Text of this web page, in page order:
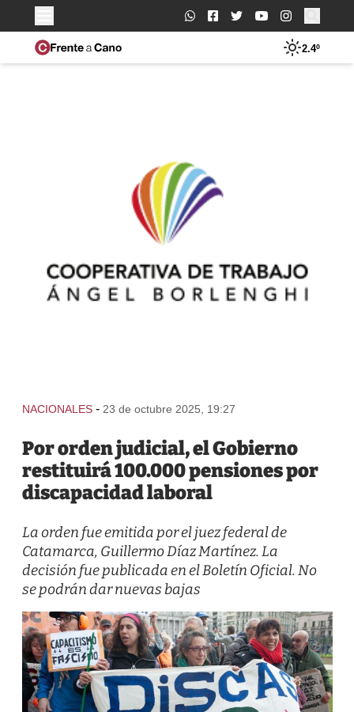
Buscar:
2.4º
NACIONALES - 23 de octubre 2025, 19:27
Por orden judicial, el Gobierno
restituirá 100.000 pensiones por
discapacidad laboral
La orden fue emitida por el juez federal de
Catamarca, Guillermo Díaz Martínez. La
decisión fue publicada en el Boletín Oficial. No
se podrán dar nuevas bajas